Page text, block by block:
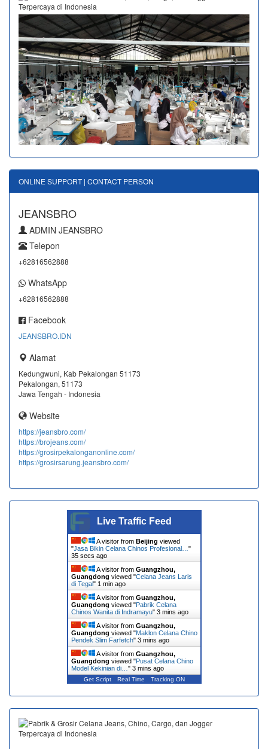
ONLINE SUPPORT | CONTACT PERSON
JEANSBRO
ADMIN JEANSBRO
Telepon
+62816562888
WhatsApp
+62816562888
Facebook
JEANSBRO.IDN
Alamat
Kedungwuni, Kab Pekalongan 51173
Pekalongan, 51173
Jawa Tengah - Indonesia
Website
https://jeansbro.com/
https://brojeans.com/
https://grosirpekalonganonline.com/
https://grosirsarung.jeansbro.com/
Live Traffic Feed
A visitor from Beijing viewed
"Jasa Bikin Celana Chinos Profesional… "
36 secs ago
A visitor from Guangzhou,
Guangdong viewed "Celana Jeans Laris
di Tegal" 1 min ago
A visitor from Guangzhou,
Guangdong viewed "Pabrik Celana
Chinos Wanita di Indramayu" 3 mins ago
A visitor from Guangzhou,
Guangdong viewed "Maklon Celana Chino
Pendek Slim Farfetch" 3 mins ago
A visitor from Guangzhou,
Guangdong viewed "Pusat Celana Chino
Model Kekinian di… " 3 mins ago
Get Script Real Time Tracking ON